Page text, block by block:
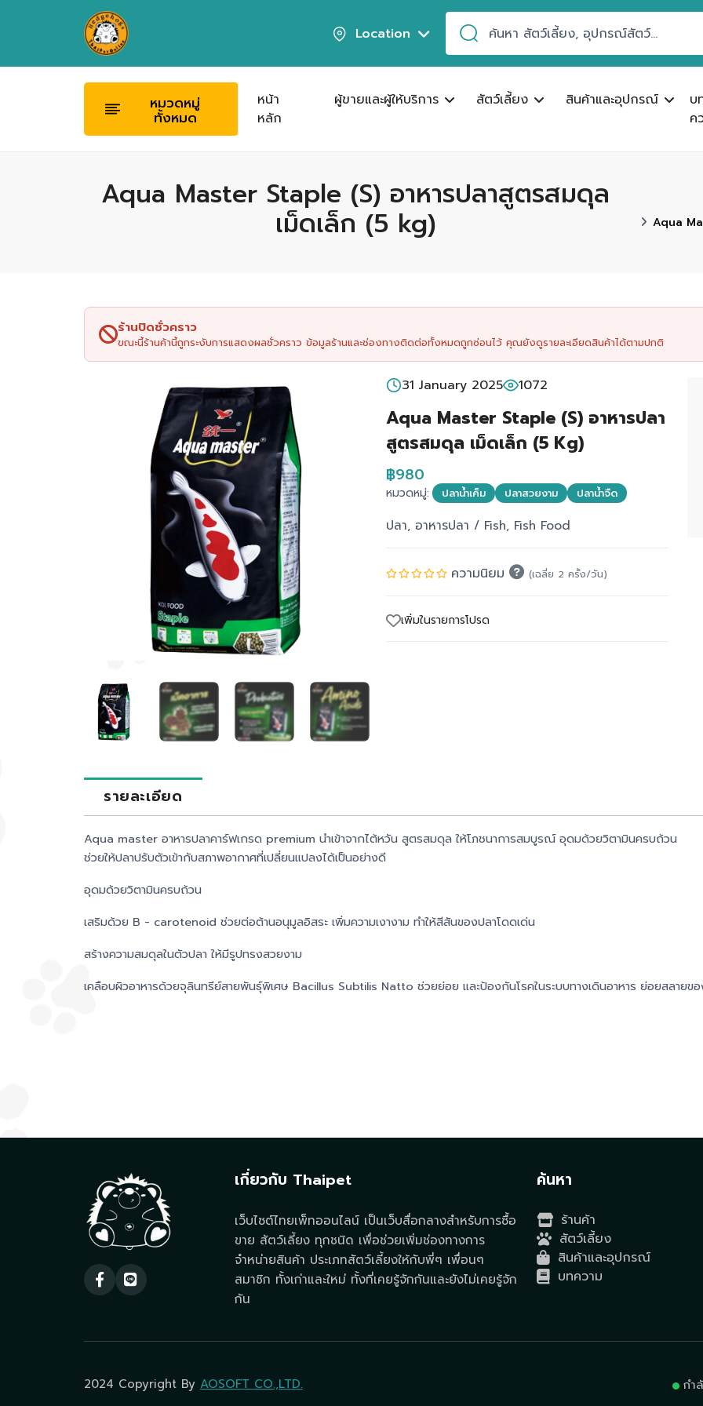
Location
หมวดหมู่
ทั้งหมด
หน้า
หลัก
ผู้ขายและผู้ให้บริการ สัตว์เลี้ยง สินค้าและอุปกรณ์
บ
ค
Aqua Master Staple (S) อาหารปลาสูตรสมดุล
เม็ดเล็ก (5 kg)
Aqua
ร้านปิดชั่วคราว
ขณะนี้ร้านค้านี้ถูกระงับการแสดงผลชั่วคราว ข้อมูลร้านและช่องทางติดต่อทั้งหมดถูกซ่อนไว้ คุณยังดูรายละเอียดสินค้าได้ตามปกติ
31 January 2025 1072
Aqua Master Staple (S) อาหารปลา
สูตรสมดุล เม็ดเล็ก (5 Kg)
฿980
หมวดหมู่: ปลาน้ำเค็ม ปลาสวยงาม ปลาน้ำจืด
ปลา, อาหารปลา / Fish, Fish Food
ความนิยม (เฉลี่ย 2 ครั้ง/วัน)
เพิ่มในรายการโปรด
รายละเอียด
Aqua master อาหารปลาคาร์ฟเกรด premium นำเข้าจากไต้หวัน สูตรสมดุล ให้โภชนาการสมบูรณ์ อุดมด้วยวิตามินครบถ้วน
ช่วยให้ปลาปรับตัวเข้ากับสภาพอากาศที่เปลี่ยนแปลงได้เป็นอย่างดี
อุดมด้วยวิตามินครบถ้วน
เสริมด้วย B - carotenoid ช่วยต่อต้านอนุมูลอิสระ เพิ่มความเงางาม ทำให้สีสันของปลาโดดเด่น
สร้างความสมดุลในตัวปลา ให้มีรูปทรงสวยงาม
เคลือบผิวอาหารด้วยจุลินทรีย์สายพันธุ์พิเศษ Bacillus Subtilis Natto ช่วยย่อย และป้องกันโรคในระบบทางเดินอาหาร ย่อยสลายข
เกี่ยวกับ Thaipet
เว็บไซต์ไทยเพ็ทออนไลน์ เป็นเว็บสื่อกลางสำหรับการซื้อ
ขาย สัตว์เลี้ยง ทุกชนิด เพื่อช่วยเพิ่มช่องทางการ
จำหน่ายสินค้า ประเภทสัตว์เลี้ยงให้กับพี่ๆ เพื่อนๆ
สมาชิก ทั้งเก่าและใหม่ ทั้งที่เคยรู้จักกันและยังไม่เคยรู้จัก
กัน
ค้นหา
ร้านค้า
สัตว์เลี้ยง
สินค้าและอุปกรณ์
บทความ
2024 Copyright By AOSOFT CO.,LTD. กำ